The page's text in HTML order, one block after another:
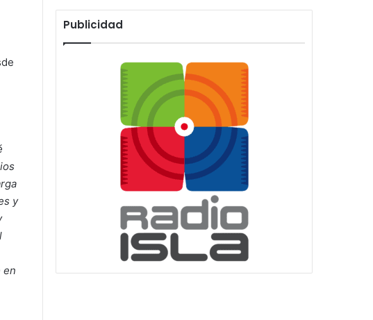
y
en
Publicidad